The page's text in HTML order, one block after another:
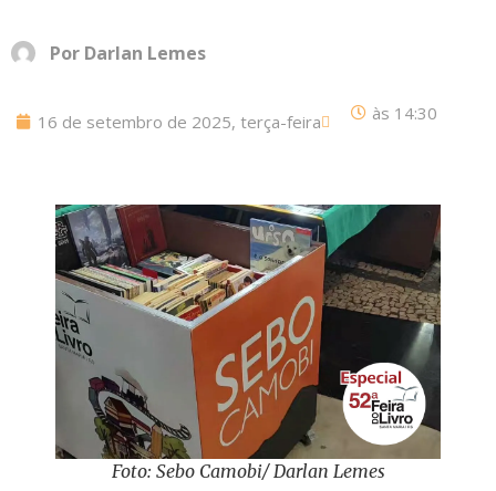
Por Darlan Lemes
16 de setembro de 2025, terça-feira às 14:30
Foto: Sebo Camobi/ Darlan Lemes